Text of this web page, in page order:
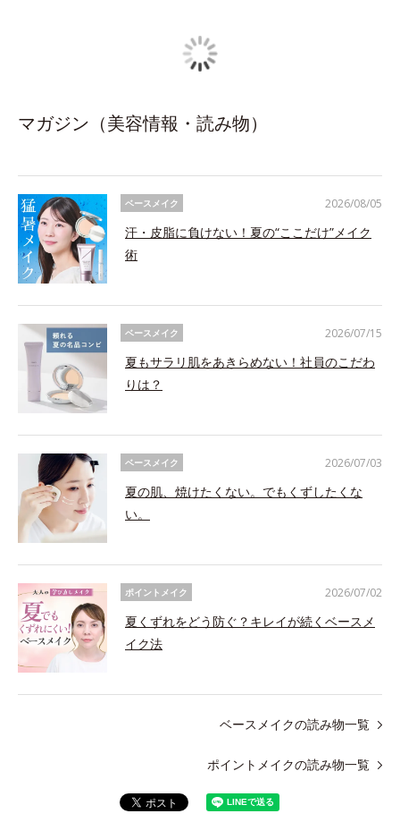
マガジン（美容情報・読み物）
ベースメイク
汗・皮脂に負けない！夏の“ここだけ”メイク
術
2026/08/05
ベースメイク
夏もサラリ肌をあきらめない！社員のこだわ
りは？
2026/07/15
ベースメイク
夏の肌、焼けたくない。でもくずしたくな
い。
2026/07/03
ポイントメイク
夏くずれをどう防ぐ？キレイが続くベースメ
イク法
2026/07/02
ベースメイクの読み物一覧
ポイントメイクの読み物一覧